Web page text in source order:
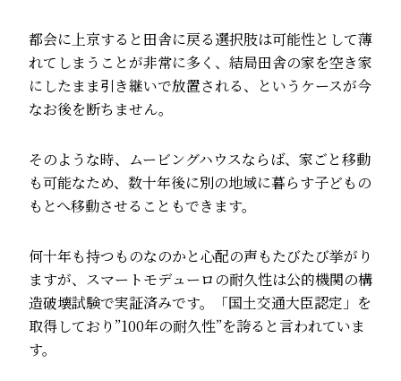
都会に上京すると田舎に戻る選択肢は可能性として薄
れてしまうことが非常に多く、結局田舎の家を空き家
にしたまま引き継いで放置される、というケースが今
なお後を断ちません。
そのような時、ムービングハウスならば、家ごと移動
も可能なため、数十年後に別の地域に暮らす子どもの
もとへ移動させることもできます。
何十年も持つものなのかと心配の声もたびたび挙がり
ますが、スマートモデューロの耐久性は公的機関の構
造破壊試験で実証済みです。「国土交通大臣認定」を
取得しており”100年の耐久性”を誇ると言われていま
す。